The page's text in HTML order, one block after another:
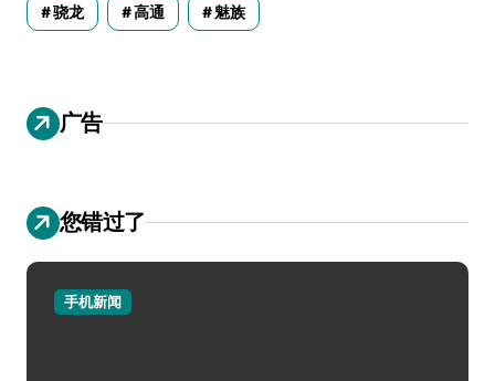
骁龙 高通 魅族
广告
您错过了
手机新闻